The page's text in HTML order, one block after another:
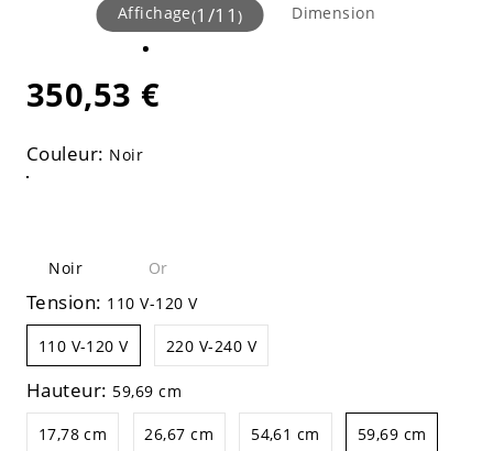
Affichage(1 /11) Dimension
350,53 €
Couleur: Noir
Noir Or
Tension: 110 V-120 V
110 V-120 V 220 V-240 V
Hauteur: 59,69 cm
17,78 cm 26,67 cm 54,61 cm 59,69 cm